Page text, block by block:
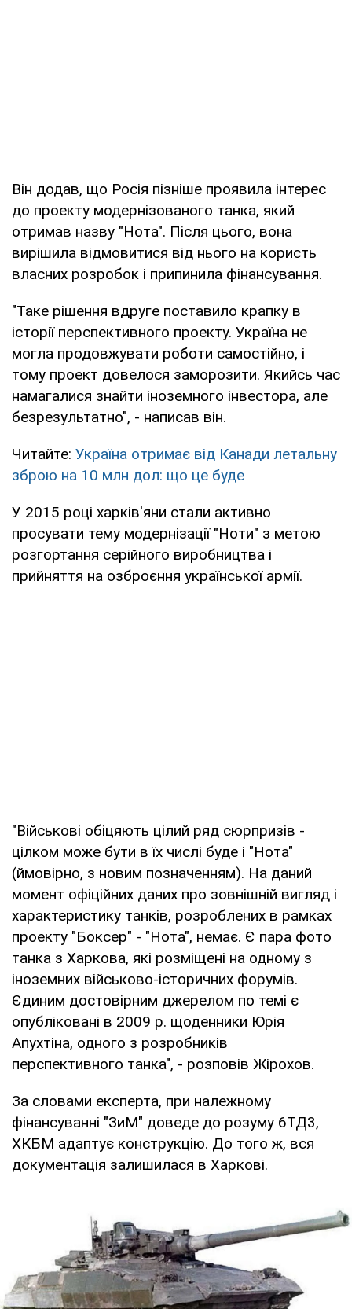
Він додав, що Росія пізніше проявила інтерес
до проекту модернізованого танка, який
отримав назву "Нота". Після цього, вона
вирішила відмовитися від нього на користь
власних розробок і припинила фінансування.
"Таке рішення вдруге поставило крапку в
історії перспективного проекту. Україна не
могла продовжувати роботи самостійно, і
тому проект довелося заморозити. Якийсь час
намагалися знайти іноземного інвестора, але
безрезультатно", - написав він.
Читайте: Україна отримає від Канади летальну
зброю на 10 млн дол: що це буде
У 2015 році харків'яни стали активно
просувати тему модернізації "Ноти" з метою
розгортання серійного виробництва і
прийняття на озброєння української армії.
"Військові обіцяють цілий ряд сюрпризів -
цілком може бути в їх числі буде і "Нота"
(ймовірно, з новим позначенням). На даний
момент офіційних даних про зовнішній вигляд і
характеристику танків, розроблених в рамках
проекту "Боксер" - "Нота", немає. Є пара фото
танка з Харкова, які розміщені на одному з
іноземних військово-історичних форумів.
Єдиним достовірним джерелом по темі є
опубліковані в 2009 р. щоденники Юрія
Апухтіна, одного з розробників
перспективного танка", - розповів Жірохов.
За словами експерта, при належному
фінансуванні "ЗиМ" доведе до розуму 6ТД3,
ХКБМ адаптує конструкцію. До того ж, вся
документація залишилася в Харкові.